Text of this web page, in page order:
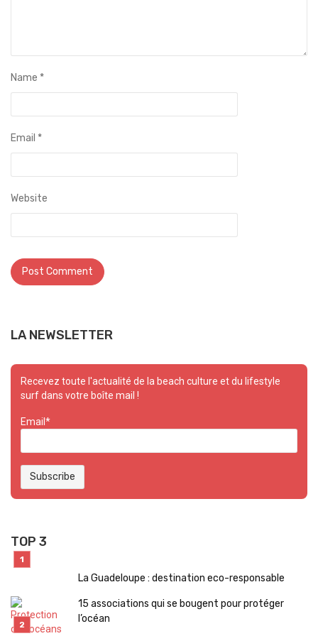
Name *
Email *
Website
LA NEWSLETTER
Recevez toute l'actualité de la beach culture et du lifestyle
surf dans votre boîte mail !
Email*
TOP 3
La Guadeloupe : destination eco-responsable
15 associations qui se bougent pour protéger
l’océan